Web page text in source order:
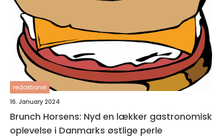
redaktionel
16. January 2024
Brunch Horsens: Nyd en lækker gastronomisk
oplevelse i Danmarks østlige perle